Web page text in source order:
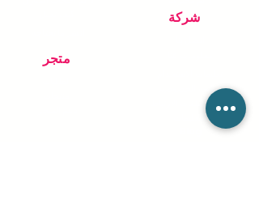
متجر
شركة
سياسة الخصوصية
سياسة ملفات الارتباط
التعليمات